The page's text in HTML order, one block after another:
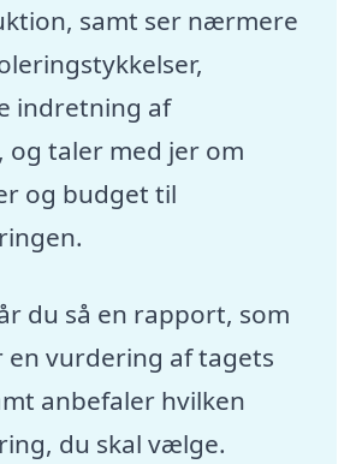
samt ser nærmere
indretning af
og taler med jer om
og budget til
du så en rapport, som
en vurdering af tagets
anbefaler hvilken
du skal vælge.